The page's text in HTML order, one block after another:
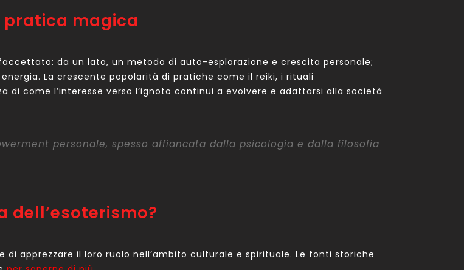
magica
da un lato, un metodo di auto-esplorazione e crescita personale;
La crescente popolarità di pratiche come il reiki, i rituali
come l’interesse verso l’ignoto continui a evolvere e adattarsi alla società
personale, spesso affiancata dalla psicologia e dalla filosofia
dell’esoterismo?
apprezzare il loro ruolo nell’ambito culturale e spirituale. Le fonti storiche